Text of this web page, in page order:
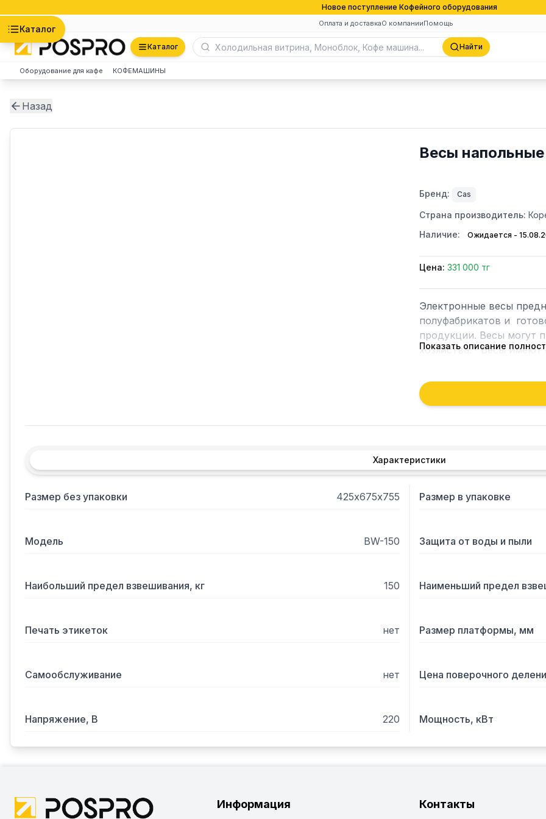
Новое поступление Кофейного оборудования
Оплата и доставкаО компанииПомощь
Каталог
Каталог Найти
Оборудование для кафе КОФЕМАШИНЫ
Назад
Весы напольные
Бренд: Cas
Страна производитель:
Наличие:
Ожидается -
Цена: 331 000 тг
Электронные весы
полуфабрикатов и
продукции. Весы могут
хозяйства.   Весы
струй воды, падающих
весов:  •  Измерение
нестабильных грузов;
персональный
Показать описание
Характеристики
Размер без упаковки 425х675х755 Размер в упаковке
Модель BW-150 Защита от воды и пыли
Наибольший предел взвешивания, кг 150 Наименьший предел
Печать этикеток нет Размер платформы, мм
Самообслуживание нет Цена поверочного
Напряжение, В 220 Мощность, кВт
Информация Контакты